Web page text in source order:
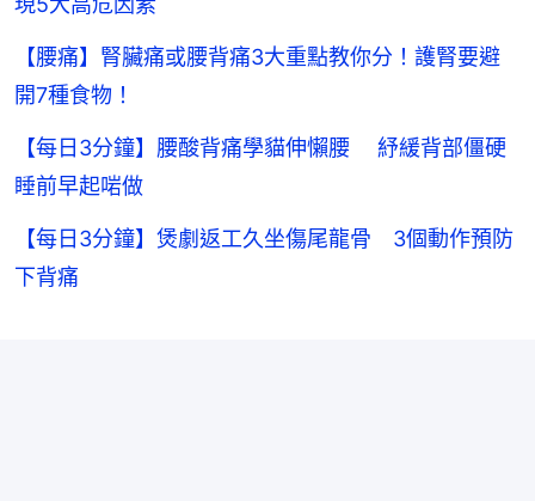
【腰痛】腎臟痛或腰背痛3大重點教你分！護腎要避
開7種食物！
【每日3分鐘】腰酸背痛學貓伸懶腰 紓緩背部僵硬
睡前早起啱做
【每日3分鐘】煲劇返工久坐傷尾龍骨 3個動作預防
下背痛